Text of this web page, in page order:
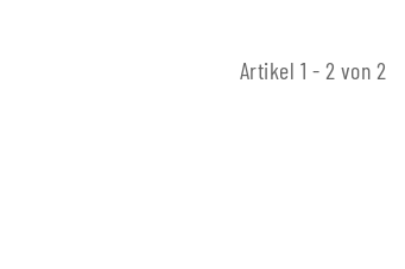
Artikel 1 - 2 von 2